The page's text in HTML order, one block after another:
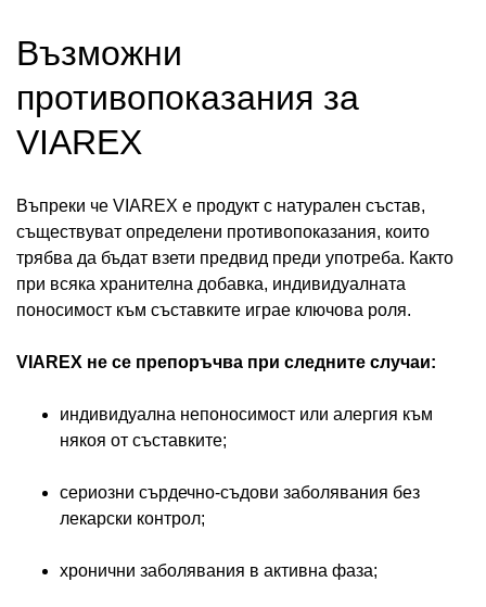
Възможни
противопоказания за
VIAREX
Въпреки че VIAREX е продукт с натурален състав,
съществуват определени противопоказания, които
трябва да бъдат взети предвид преди употреба. Както
при всяка хранителна добавка, индивидуалната
поносимост към съставките играе ключова роля.
VIAREX не се препоръчва при следните случаи:
индивидуална непоносимост или алергия към
някоя от съставките;
сериозни сърдечно-съдови заболявания без
лекарски контрол;
хронични заболявания в активна фаза;